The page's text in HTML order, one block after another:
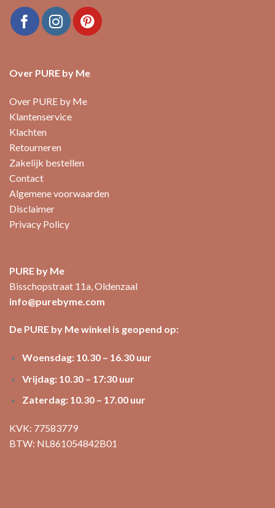
Over PURE by Me
Over PURE by Me
Klantenservice
Klachten
Retourneren
Zakelijk bestellen
Contact
Algemene voorwaarden
Disclaimer
Privacy Policy
PURE by Me
Bisschopstraat 11a, Oldenzaal
info@purebyme.com
De PURE by Me winkel is geopend op:
Woensdag: 10.30 – 16.30 uur
Vrijdag: 10.30 – 17:30 uur
Zaterdag: 10.30 – 17.00 uur
KVK: 77583779
BTW: NL861054842B01